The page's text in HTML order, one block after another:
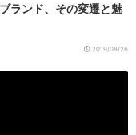
ランド、その変遷と魅
2019/08/26